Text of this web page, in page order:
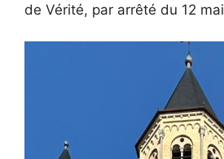
de Vérité, par arrêté du 12